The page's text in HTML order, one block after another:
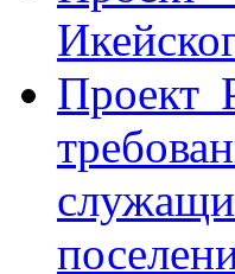
Проект